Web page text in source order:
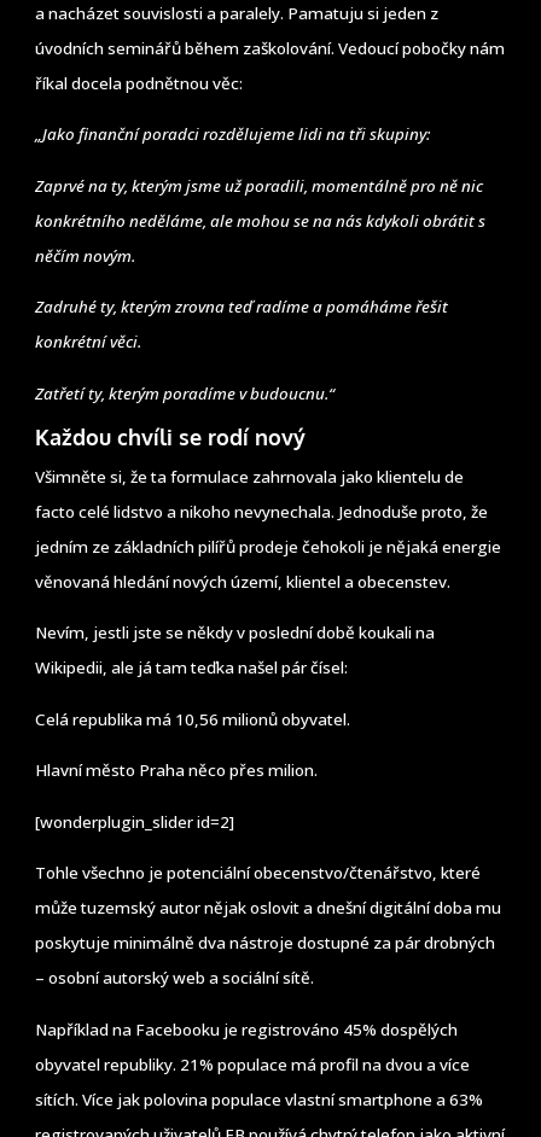
a nacházet souvislosti a paralely. Pamatuju si jeden z
úvodních seminářů během zaškolování. Vedoucí pobočky nám
říkal docela podnětnou věc:
„Jako finanční poradci rozdělujeme lidi na tři skupiny:
Zaprvé na ty, kterým jsme už poradili, momentálně pro ně nic
konkrétního neděláme, ale mohou se na nás kdykoli obrátit s
něčím novým.
Zadruhé ty, kterým zrovna teď radíme a pomáháme řešit
konkrétní věci.
Zatřetí ty, kterým poradíme v budoucnu.“
Každou chvíli se rodí nový
Všimněte si, že ta formulace zahrnovala jako klientelu de
facto celé lidstvo a nikoho nevynechala. Jednoduše proto, že
jedním ze základních pilířů prodeje čehokoli je nějaká energie
věnovaná hledání nových území, klientel a obecenstev.
Nevím, jestli jste se někdy v poslední době koukali na
Wikipedii, ale já tam teďka našel pár čísel:
Celá republika má 10,56 milionů obyvatel.
Hlavní město Praha něco přes milion.
[wonderplugin_slider id=2]
Tohle všechno je potenciální obecenstvo/čtenářstvo, které
může tuzemský autor nějak oslovit a dnešní digitální doba mu
poskytuje minimálně dva nástroje dostupné za pár drobných
– osobní autorský web a sociální sítě.
Například na Facebooku je registrováno 45% dospělých
obyvatel republiky. 21% populace má profil na dvou a více
sítích. Více jak polovina populace vlastní smartphone a 63%